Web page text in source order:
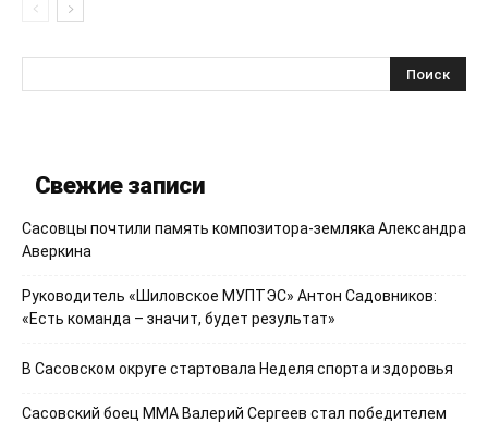
Свежие записи
Сасовцы почтили память композитора-земляка Александра
Аверкина
Руководитель «Шиловское МУПТЭС» Антон Садовников:
«Есть команда – значит, будет результат»
В Сасовском округе стартовала Неделя спорта и здоровья
Сасовский боец ММА Валерий Сергеев стал победителем